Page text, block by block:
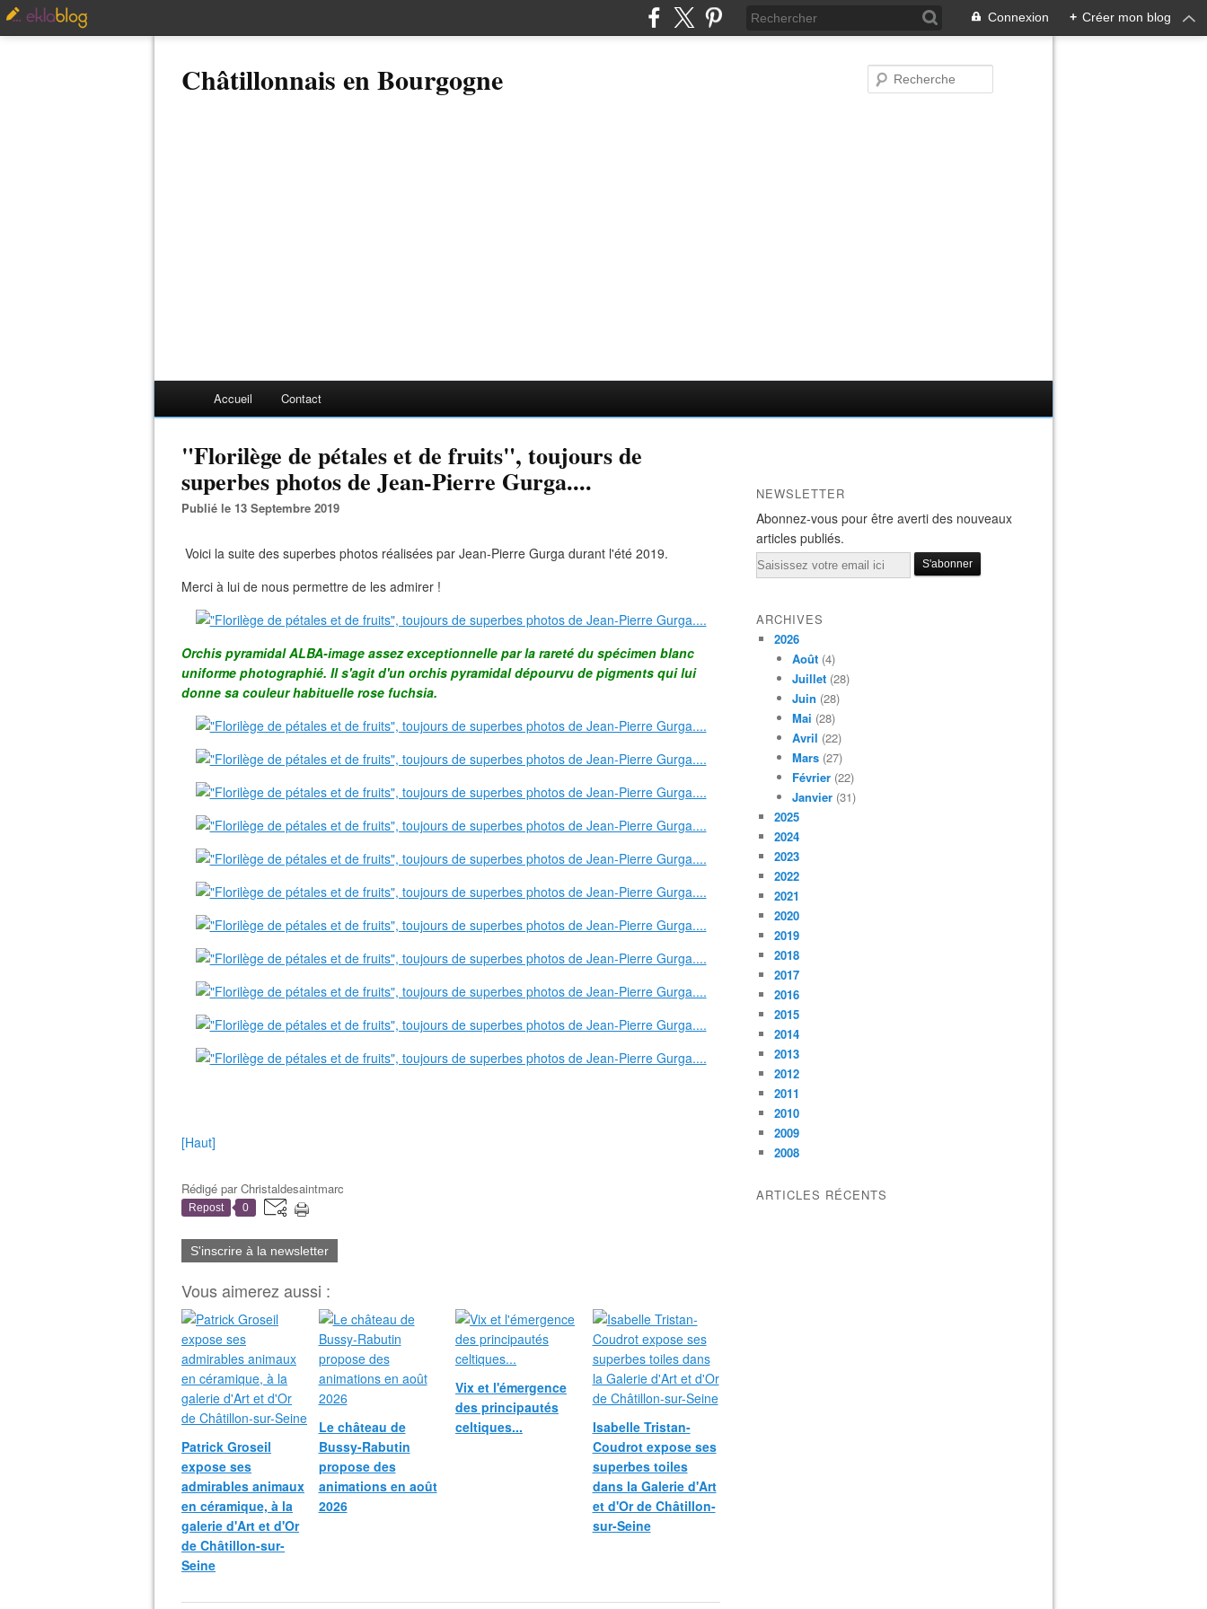
Connexion + Créer mon blog
Châtillonnais en Bourgogne
Accueil Contact
"Florilège de pétales et de fruits", toujours de
superbes photos de Jean-Pierre Gurga....
Publié le 13 Septembre 2019
Voici la suite des superbes photos réalisées par Jean-Pierre Gurga durant l'été 2019.
Merci à lui de nous permettre de les admirer !
Orchis pyramidal ALBA-image assez exceptionnelle par la rareté du spécimen blanc
uniforme photographié. Il s'agit d'un orchis pyramidal dépourvu de pigments qui lui
donne sa couleur habituelle rose fuchsia.
[Haut]
Rédigé parChristaldesaintmarc
Repost 0
S'inscrire à la newsletter
Vous aimerez aussi :
Patrick Groseil
expose ses
admirables animaux
en céramique, à la
galerie d'Art et d'Or
de Châtillon-sur-
Seine
Le château de
Bussy-Rabutin
propose des
animations en août
2026
Vix et l'émergence
des principautés
celtiques...
Isabelle Tristan-
Coudrot expose ses
superbes toiles
dans la Galerie d'Art
et d'Or de Châtillon-
sur-Seine
NEWSLETTER
Abonnez-vous pour être averti des nouveaux
articles publiés.
Email
ARCHIVES
2026
Août (4)
Juillet (28)
Juin (28)
Mai (28)
Avril (22)
Mars (27)
Février (22)
Janvier (31)
2025
2024
2023
2022
2021
2020
2019
2018
2017
2016
2015
2014
2013
2012
2011
2010
2009
2008
ARTICLES RÉCENTS